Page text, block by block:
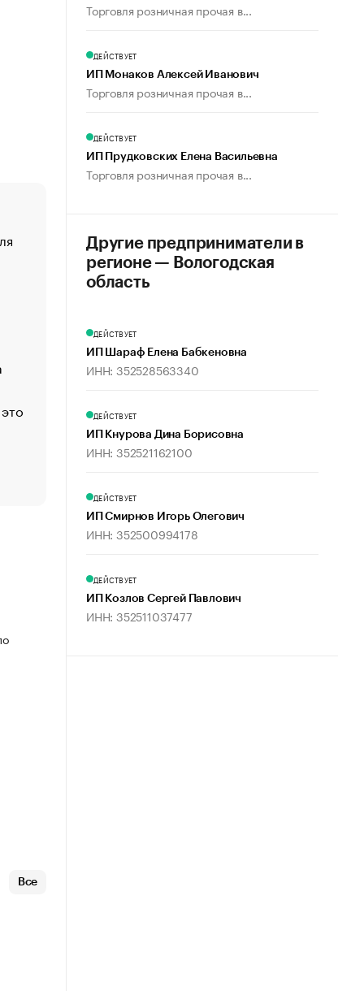
«От спорта тело стареет иначе». Как живет глава
создавшей GTA
«Деньги будут не нужны»: что рассказал Маск в
Функции менеджмента: пять ключевых основ
управления
ЕС разрешил конфискацию российской нефти —
Стресс обеспеченных людей: почему рост доходов
Что обвинения против Павла Дурова значат для
Все
Торговля розничная прочая в...
ДЕЙСТВУЕТ
ИП Монаков Алексей Иванович
Торговля розничная прочая в...
ДЕЙСТВУЕТ
ИП Прудковских Елена Васильевна
Торговля розничная прочая в...
Другие предприниматели в
регионе — Вологодская
область
ДЕЙСТВУЕТ
ИП Шараф Елена Бабкеновна
ИНН: 352528563340
ДЕЙСТВУЕТ
ИП Кнурова Дина Борисовна
ИНН: 352521162100
ДЕЙСТВУЕТ
ИП Смирнов Игорь Олегович
ИНН: 352500994178
ДЕЙСТВУЕТ
ИП Козлов Сергей Павлович
ИНН: 352511037477